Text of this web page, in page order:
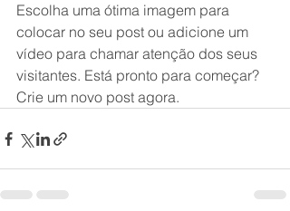
Escolha uma ótima imagem para
colocar no seu post ou adicione um
vídeo para chamar atenção dos seus
visitantes. Está pronto para começar?
Crie um novo post agora.